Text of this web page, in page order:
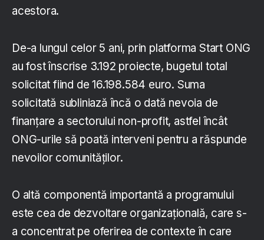
acestora.
De-a lungul celor 5 ani, prin platforma Start ONG
au fost înscrise 3.192 proiecte, bugetul total
solicitat fiind de 16.198.584 euro. Suma
solicitată subliniază încă o dată nevoia de
finanțare a sectorului non-profit, astfel încât
ONG-urile să poată interveni pentru a răspunde
nevoilor comunităților.
O altă componentă importantă a programului
este cea de dezvoltare organizațională, care s-
a concentrat pe oferirea de contexte în care